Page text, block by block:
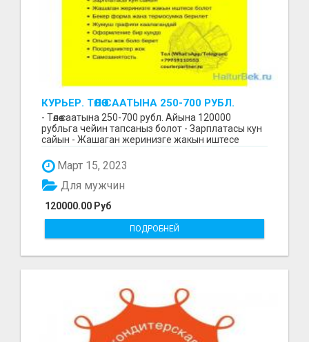
КУРЬЕР. ТӨЛӨӨ СААТЫНА 250-700 РУБЛ.
ЖУМУШ ГРАФИГИ СВОБОДНЫЙ. БЕЗ
ОПЫТА АЛАБЫЗ. ҮЙДҮН ЖАНЫНДА.
- Төлөө саатына 250-700 рубл. Айына 120000
рубльга чейин тапсаныз болот - Зарплатасы кун
сайын - Жашаган жеринизге жакын иштесе
Март 15, 2023
120000.00 Руб
Для мужчин
ПОДРОБНЕЙ